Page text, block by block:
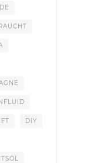
DIY